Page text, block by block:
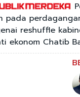
pada
reshuffle
ekonom Chatib